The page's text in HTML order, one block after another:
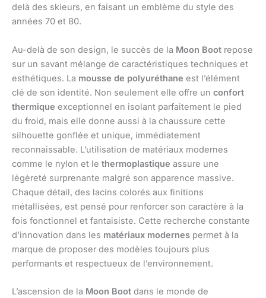
delà des skieurs, en faisant un emblème du style des
années 70 et 80.
Au-delà de son design, le succès de la Moon Boot repose
sur un savant mélange de caractéristiques techniques et
esthétiques. La mousse de polyuréthane est l’élément
clé de son identité. Non seulement elle offre un confort
thermique exceptionnel en isolant parfaitement le pied
du froid, mais elle donne aussi à la chaussure cette
silhouette gonflée et unique, immédiatement
reconnaissable. L’utilisation de matériaux modernes
comme le nylon et le thermoplastique assure une
légèreté surprenante malgré son apparence massive.
Chaque détail, des lacins colorés aux finitions
métallisées, est pensé pour renforcer son caractère à la
fois fonctionnel et fantaisiste. Cette recherche constante
d’innovation dans les matériaux modernes permet à la
marque de proposer des modèles toujours plus
performants et respectueux de l’environnement.
L’ascension de la Moon Boot dans le monde de